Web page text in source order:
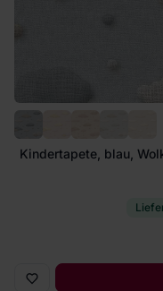
Kindertapete, blau,